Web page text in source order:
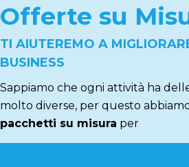
Offerte su
TI AIUTEREMO A
BUSINESS
Sappiamo che ogni attività ha
molto diverse, per questo
pacchetti su misura per